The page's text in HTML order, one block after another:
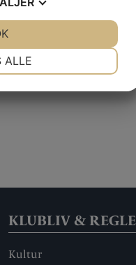
KLUBLIV &
Kultur
ALLE